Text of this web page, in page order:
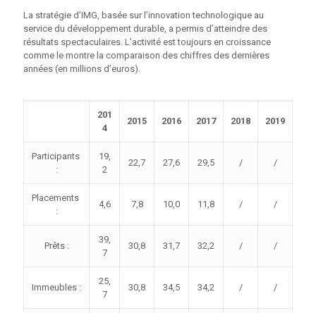
La stratégie d’IMG, basée sur l’innovation technologique au
service du développement durable, a permis d’atteindre des
résultats spectaculaires. L’activité est toujours en croissance
comme le montre la comparaison des chiffres des dernières
années (en millions d’euros).
201
4
2015 2016 2017 2018 2019
Participants
:
19,
2
22,7 27,6 29,5 / /
Placements
:
4,6 7,8 10,0 11,8 / /
Prêts :
39,
7
30,8 31,7 32,2 / /
Immeubles :
25,
7
30,8 34,5 34,2 / /